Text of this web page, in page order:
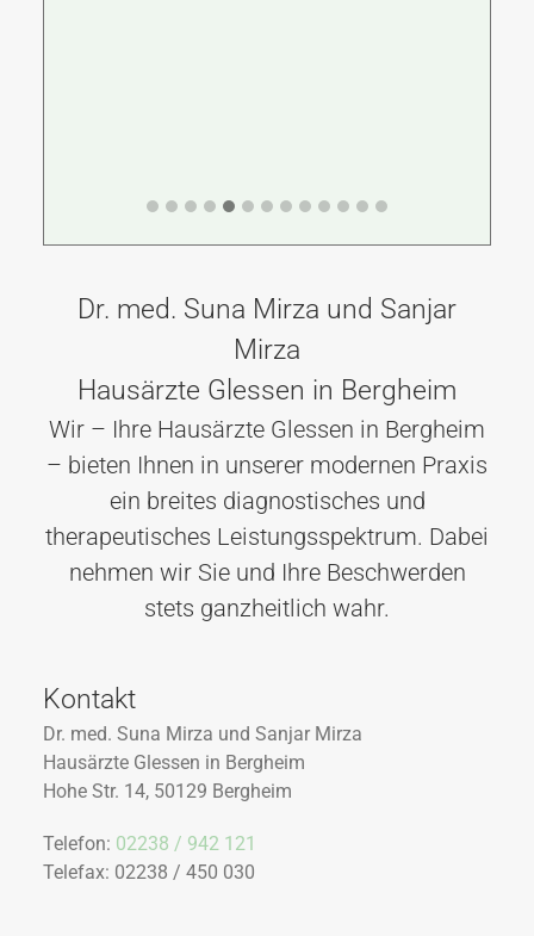
Dr. med. Suna Mirza und Sanjar
Mirza
Hausärzte Glessen in Bergheim
Wir – Ihre Hausärzte Glessen in Bergheim
– bieten Ihnen in unserer modernen Praxis
ein breites diagnostisches und
therapeutisches Leistungsspektrum. Dabei
nehmen wir Sie und Ihre Beschwerden
stets ganzheitlich wahr.
Kontakt
Dr. med. Suna Mirza und Sanjar Mirza
Hausärzte Glessen in Bergheim
Hohe Str. 14, 50129 Bergheim
Telefon: 02238 / 942 121
Telefax: 02238 / 450 030